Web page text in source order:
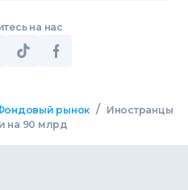
на нас
рынок /
Иностранцы
на 90 млрд